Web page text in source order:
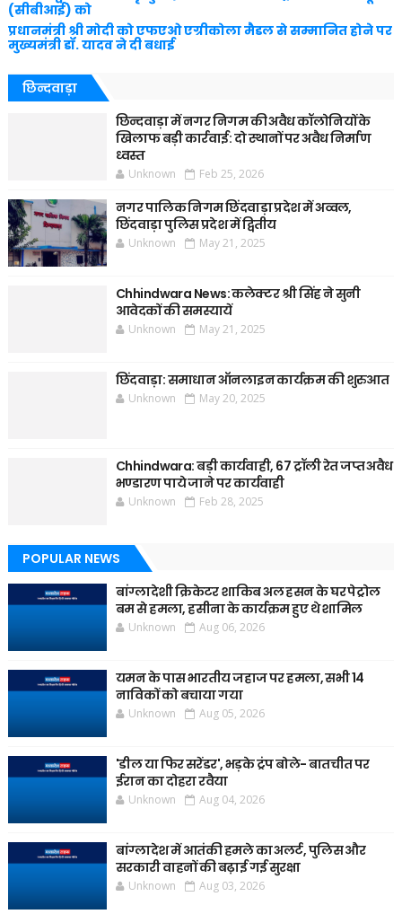
(सीबीआई) को
प्रधानमंत्री श्री मोदी को एफएओ एग्रीकोला मैडल से सम्मानित होने पर
मुख्यमंत्री डॉ. यादव ने दी बधाई
छिन्दवाड़ा
छिन्दवाड़ा में नगर निगम की अवैध कॉलोनियों के
खिलाफ बड़ी कार्रवाई: दो स्थानों पर अवैध निर्माण
ध्वस्त
Unknown Feb 25, 2026
नगर पालिक निगम छिंदवाड़ा प्रदेश में अव्वल,
छिंदवाड़ा पुलिस प्रदेश में द्वितीय
Unknown May 21, 2025
Chhindwara News: कलेक्टर श्री सिंह ने सुनी
आवेदकों की समस्यायें
Unknown May 21, 2025
छिंदवाड़ा: समाधान ऑनलाइन कार्यक्रम की शुरुआत
Unknown May 20, 2025
Chhindwara: बड़ी कार्यवाही, 67 ट्रॉली रेत जप्त अवैध
भण्डारण पाये जाने पर कार्यवाही
Unknown Feb 28, 2025
POPULAR NEWS
बांग्लादेशी क्रिकेटर शाकिब अल हसन के घर पेट्रोल
बम से हमला, हसीना के कार्यक्रम हुए थे शामिल
Unknown Aug 06, 2026
यमन के पास भारतीय जहाज पर हमला, सभी 14
नाविकों को बचाया गया
Unknown Aug 05, 2026
'डील या फिर सरेंडर', भड़के ट्रंप बोले- बातचीत पर
ईरान का दोहरा रवैया
Unknown Aug 04, 2026
बांग्लादेश में आतंकी हमले का अलर्ट, पुलिस और
सरकारी वाहनों की बढ़ाई गई सुरक्षा
Unknown Aug 03, 2026